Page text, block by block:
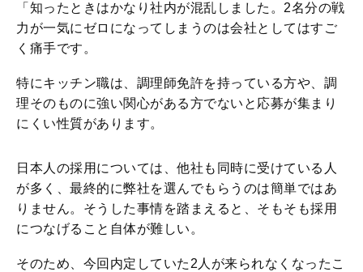
「知ったときはかなり社内が混乱しました。2名分の戦
力が一気にゼロになってしまうのは会社としてはすご
く痛手です。
特にキッチン職は、調理師免許を持っている方や、調
理そのものに強い関心がある方でないと応募が集まり
にくい性質があります。
日本人の採用については、他社も同時に受けている人
が多く、最終的に弊社を選んでもらうのは簡単ではあ
りません。そうした事情を踏まえると、そもそも採用
につなげること自体が難しい。
そのため、今回内定していた2人が来られなくなったこ